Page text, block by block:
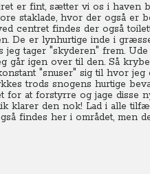
er fint, sætter vi os i haven
staklade, hvor der også er
centret findes der også
De er lynhurtige inde i
jeg tager "skyderen" frem.
går igen over til den. Så
"snuser" sig til hvor
trods snogens hurtige
for at forstyrre og jage disse
klarer den nok! Lad i alle
findes her i området, men